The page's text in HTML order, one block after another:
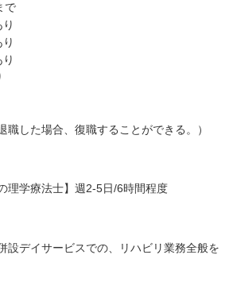
で
職した場合、復職することができる。）
理学療法士】週2-5日/6時間程度
設デイサービスでの、リハビリ業務全般を